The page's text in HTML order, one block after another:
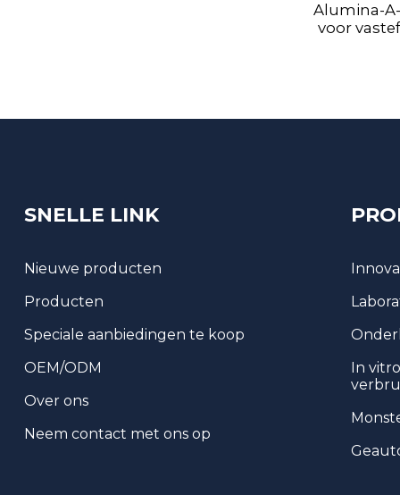
Alumina-
voor
SNELLE LINK
Nieuwe producten
Producten
Speciale aanbiedingen te koop
OEM/ODM
Over ons
Neem contact met ons op
In